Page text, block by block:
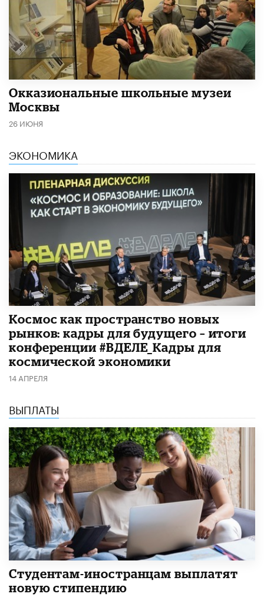
​Окказиональные школьные музеи
Москвы
26 ИЮНЯ
ЭКОНОМИКА
Космос как пространство новых
рынков: кадры для будущего – итоги
конференции #ВДЕЛЕ_Кадры для
космической экономики
14 АПРЕЛЯ
ВЫПЛАТЫ
Студентам-иностранцам выплатят
новую стипендию